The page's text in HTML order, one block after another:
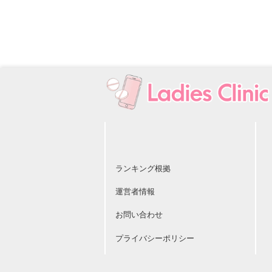
ランキング根拠
運営者情報
お問い合わせ
プライバシーポリシー